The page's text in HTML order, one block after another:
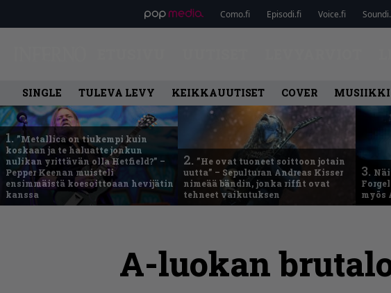
Como.fi Episodi.fi Voice.fi
SINGLE TULEVA LEVY KEIKKAUUTISET COVER
1. ”Metallica on tiukempi kuin
koskaan ja te haluatte jonkun
nulikan yrittävän olla Hetfield?” –
Pepper Keenan muisteli
ensimmäistä koesoittoaan hevijätin
kanssa
2. ”He ovat tuoneet soittoon jotain
uutta” – Sepulturan Andreas Kisser
nimeää bändin, jonka riffit ovat
tehneet vaikutuksen
3.
myös
A-luokan